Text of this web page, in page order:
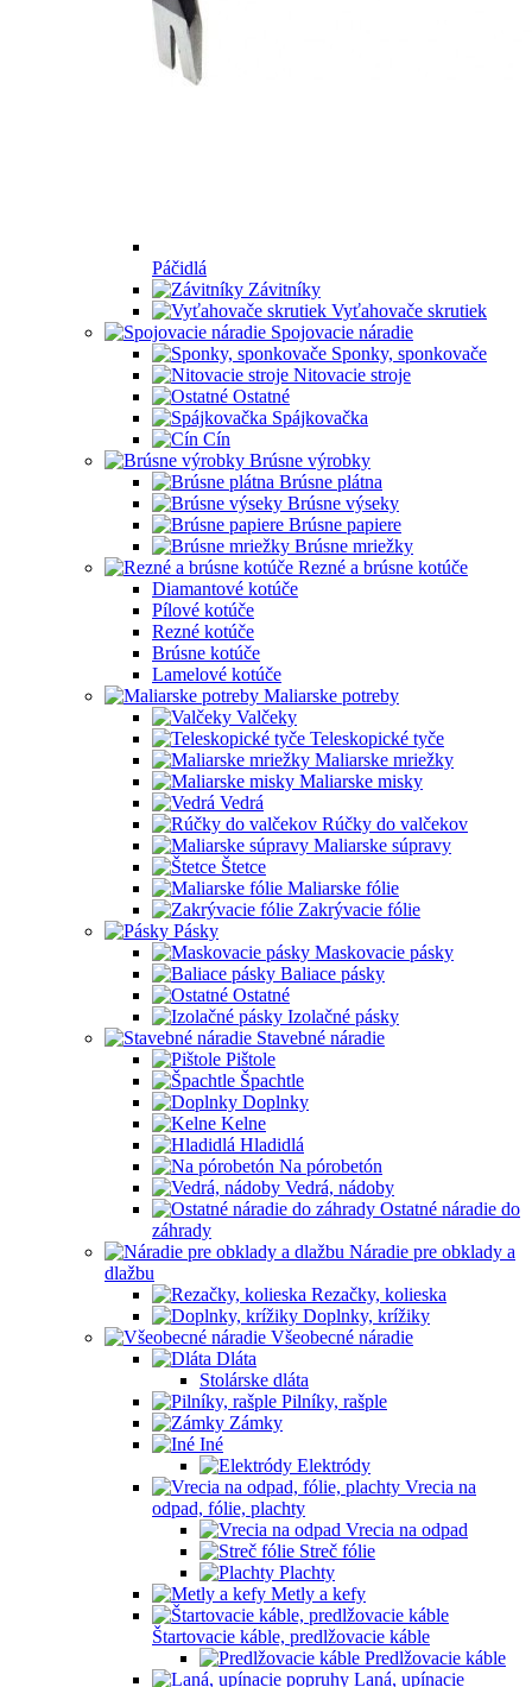
Páčidlá
Závitníky
Vyťahovače skrutiek
Spojovacie náradie
Sponky, sponkovače
Nitovacie stroje
Ostatné
Spájkovačka
Cín
Brúsne výrobky
Brúsne plátna
Brúsne výseky
Brúsne papiere
Brúsne mriežky
Rezné a brúsne kotúče
Diamantové kotúče
Pílové kotúče
Rezné kotúče
Brúsne kotúče
Lamelové kotúče
Maliarske potreby
Valčeky
Teleskopické tyče
Maliarske mriežky
Maliarske misky
Vedrá
Rúčky do valčekov
Maliarske súpravy
Štetce
Maliarske fólie
Zakrývacie fólie
Pásky
Maskovacie pásky
Baliace pásky
Ostatné
Izolačné pásky
Stavebné náradie
Pištole
Špachtle
Doplnky
Kelne
Hladidlá
Na pórobetón
Vedrá, nádoby
Ostatné náradie do
záhrady
Náradie pre obklady a
dlažbu
Rezačky, kolieska
Doplnky, krížiky
Všeobecné náradie
Dláta
Stolárske dláta
Pilníky, rašple
Zámky
Iné
Elektródy
Vrecia na
odpad, fólie, plachty
Vrecia na odpad
Streč fólie
Plachty
Metly a kefy
Štartovacie káble, predlžovacie káble
Predlžovacie káble
Laná, upínacie